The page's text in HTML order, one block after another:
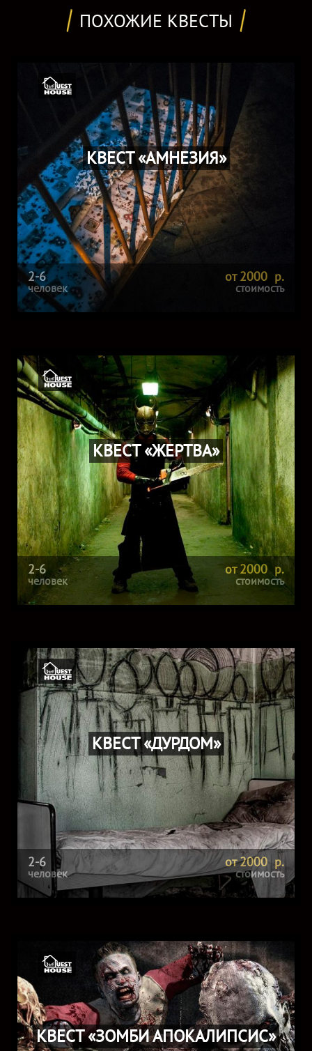
ПОХОЖИЕ КВЕСТЫ
КВЕСТ «АМНЕЗИЯ»
2-6
человек
от 2000 р.
стоимость
КВЕСТ «ЖЕРТВА»
2-6
человек
от 2000 р.
стоимость
КВЕСТ «ДУРДОМ»
2-6
человек
от 2000 р.
стоимость
КВЕСТ «ЗОМБИ АПОКАЛИПСИС»